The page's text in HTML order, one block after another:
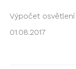
Výpočet osvětlení
01.08.2017